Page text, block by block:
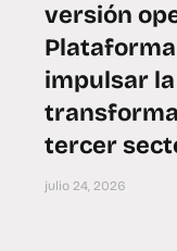
versión
Plataforma
impulsar la
tercer
julio 24, 2026